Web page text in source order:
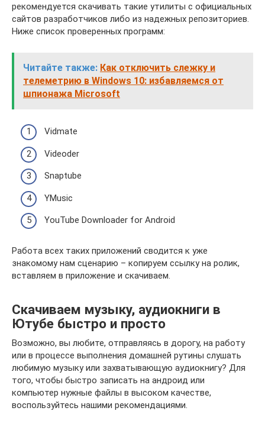
рекомендуется скачивать такие утилиты с официальных
сайтов разработчиков либо из надежных репозиториев.
Ниже список проверенных программ:
Читайте также: Как отключить слежку и
телеметрию в Windows 10: избавляемся от
шпионажа Microsoft
Vidmate
Videoder
Snaptube
YMusic
YouTube Downloader for Android
Работа всех таких приложений сводится к уже
знакомому нам сценарию – копируем ссылку на ролик,
вставляем в приложение и скачиваем.
Скачиваем музыку, аудиокниги в
Ютубе быстро и просто
Возможно, вы любите, отправляясь в дорогу, на работу
или в процессе выполнения домашней рутины слушать
любимую музыку или захватывающую аудиокнигу? Для
того, чтобы быстро записать на андроид или
компьютер нужные файлы в высоком качестве,
воспользуйтесь нашими рекомендациями.